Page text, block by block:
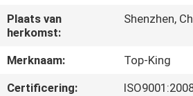
FABRIEKSTOCHT
Plaats van
herkomst:
Shenzhen,
Merknaam:
Top-King
Certificering: